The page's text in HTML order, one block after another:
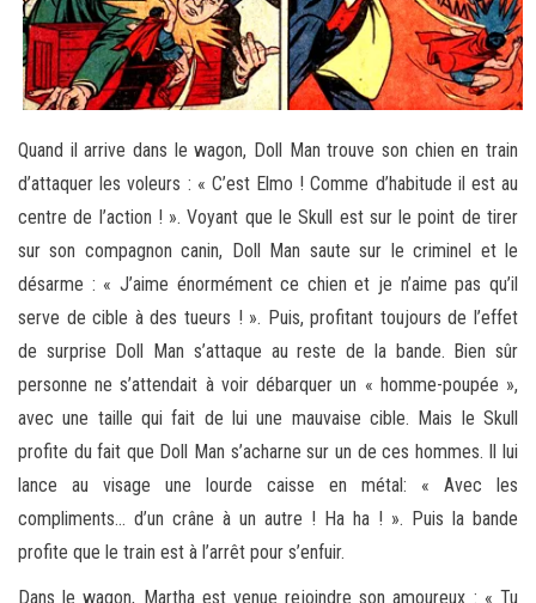
Quand il arrive dans le wagon, Doll Man trouve son chien en train
d’attaquer les voleurs : « C’est Elmo ! Comme d’habitude il est au
centre de l’action ! ». Voyant que le Skull est sur le point de tirer
sur son compagnon canin, Doll Man saute sur le criminel et le
désarme : « J’aime énormément ce chien et je n’aime pas qu’il
serve de cible à des tueurs ! ». Puis, profitant toujours de l’effet
de surprise Doll Man s’attaque au reste de la bande. Bien sûr
personne ne s’attendait à voir débarquer un « homme-poupée »,
avec une taille qui fait de lui une mauvaise cible. Mais le Skull
profite du fait que Doll Man s’acharne sur un de ces hommes. Il lui
lance au visage une lourde caisse en métal: « Avec les
compliments… d’un crâne à un autre ! Ha ha ! ». Puis la bande
profite que le train est à l’arrêt pour s’enfuir.
Dans le wagon, Martha est venue rejoindre son amoureux : « Tu